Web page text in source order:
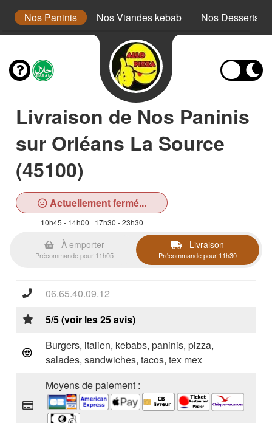
Nos Paninis Nos Viandes kebab Nos Desserts
Livraison de Nos Paninis
sur Orléans La Source
(45100)
Actuellement fermé...
10h45 - 14h00 | 17h30 - 23h30
À emporter
Précommande pour 11h05
Livraison
Précommande pour 11h30
06.65.40.09.12
5/5 (voir les 25 avis)
Burgers, italien, kebabs, paninis, pizza,
salades, sandwiches, tacos, tex mex
Moyens de paiement :